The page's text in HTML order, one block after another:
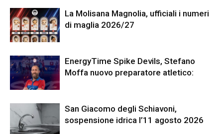
La Molisana Magnolia, ufficiali i numeri
di maglia 2026/27
EnergyTime Spike Devils, Stefano
Moffa nuovo preparatore atletico:
San Giacomo degli Schiavoni,
sospensione idrica l’11 agosto 2026